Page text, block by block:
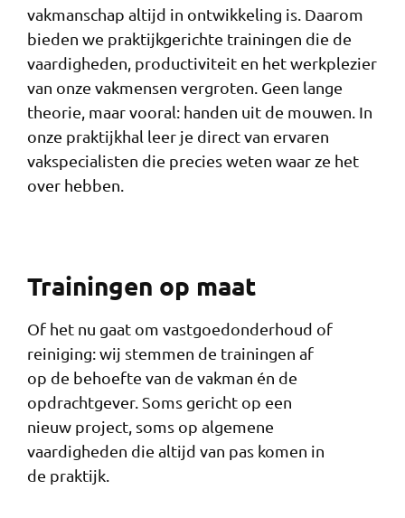
vakmanschap altijd in ontwikkeling is. Daarom
bieden we praktijkgerichte trainingen die de
vaardigheden, productiviteit en het werkplezier
van onze vakmensen vergroten. Geen lange
theorie, maar vooral: handen uit de mouwen. In
onze praktijkhal leer je direct van ervaren
vakspecialisten die precies weten waar ze het
over hebben.
Trainingen op maat
Of het nu gaat om vastgoedonderhoud of
reiniging: wij stemmen de trainingen af
op de behoefte van de vakman én de
opdrachtgever. Soms gericht op een
nieuw project, soms op algemene
vaardigheden die altijd van pas komen in
de praktijk.